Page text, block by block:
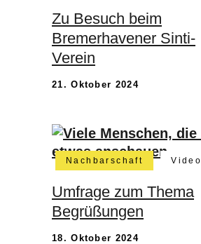
Zu Besuch beim
Bremerhavener Sinti-
Verein
21. Oktober 2024
Nachbarschaft Video
Umfrage zum Thema
Begrüßungen
18. Oktober 2024